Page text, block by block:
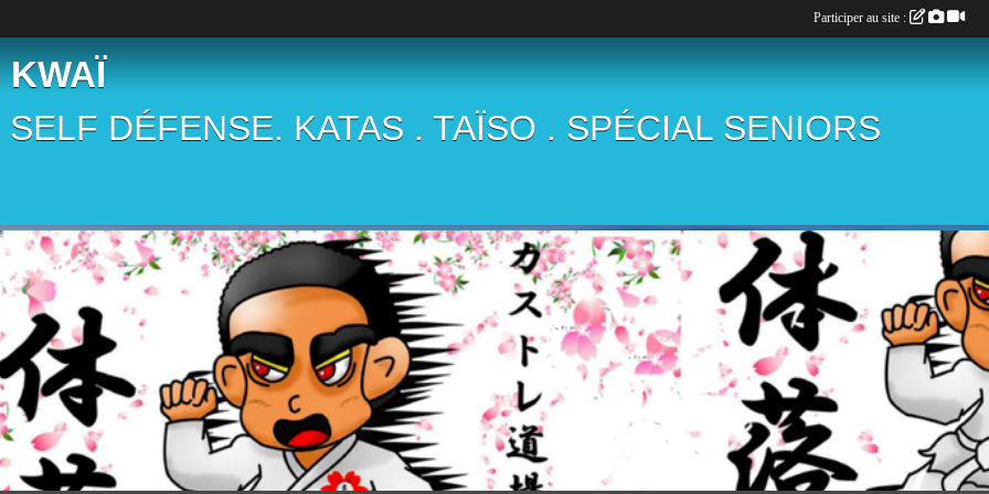
KWAÏ
DÉFENSE. KATAS . TAÏSO . SPÉCIAL SENIORS
Participer au site :